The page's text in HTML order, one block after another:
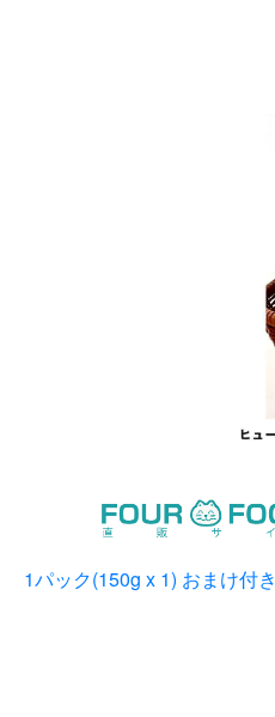
1パック(150g x 1) おまけ付き